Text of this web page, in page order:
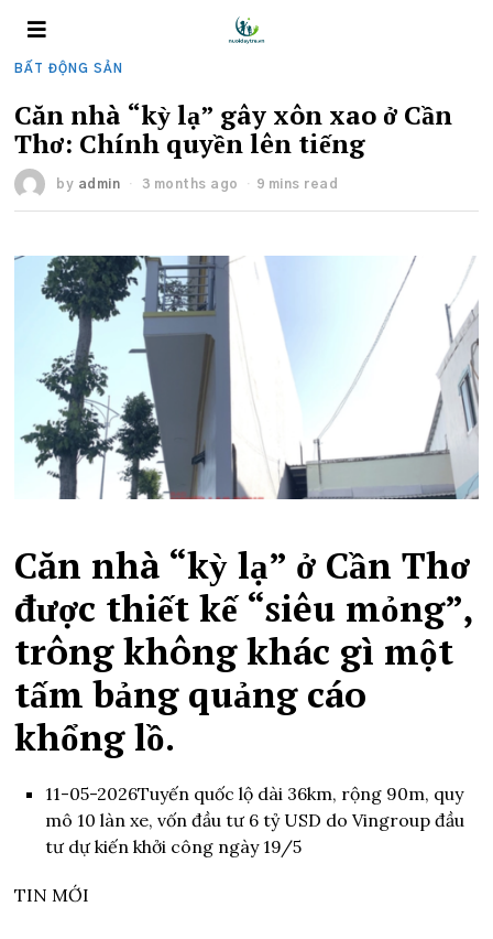
BẤT ĐỘNG SẢN
Căn nhà “kỳ lạ” gây xôn xao ở Cần
Thơ: Chính quyền lên tiếng
by admin 3 months ago 9 mins read
Căn nhà “kỳ lạ” ở Cần Thơ
được thiết kế “siêu mỏng”,
trông không khác gì một
tấm bảng quảng cáo
khổng lồ.
11-05-2026Tuyến quốc lộ dài 36km, rộng 90m, quy
mô 10 làn xe, vốn đầu tư 6 tỷ USD do Vingroup đầu
tư dự kiến khởi công ngày 19/5
TIN MỚI